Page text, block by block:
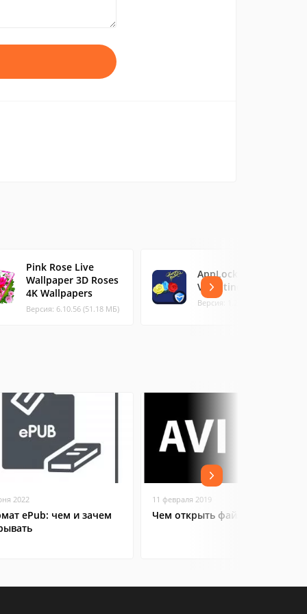
Pink Rose Live
Wallpaper 3D Roses
4K Wallpapers
Версия: 6.10.56 (51.18 МБ)
AppLock Theme -
Valentine
Версия: 1.2 (1.03 МБ)
2022
ePub: чем и зачем
11 февраля 2019
Чем открыть файл AVI